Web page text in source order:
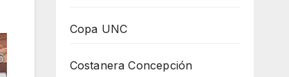
Copa UNC
Costanera Concepción